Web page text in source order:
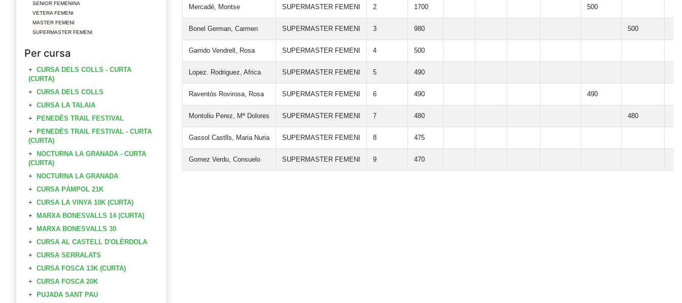
SENIOR FEMENINA
VETERA FEMENI
MASTER FEMENI
SUPERMASTER FEMENI
Per cursa
CURSA DELS COLLS - CURTA
(CURTA)
CURSA DELS COLLS
CURSA LA TALAIA
PENEDÈS TRAIL FESTIVAL
PENEDÈS TRAIL FESTIVAL - CURTA
(CURTA)
NOCTURNA LA GRANADA - CURTA
(CURTA)
NOCTURNA LA GRANADA
CURSA PÀMPOL 21K
CURSA LA VINYA 10K (CURTA)
MARXA BONESVALLS 14 (CURTA)
MARXA BONESVALLS 30
CURSA AL CASTELL D'OLÈRDOLA
CURSA SERRALATS
CURSA FOSCA 13K (CURTA)
CURSA FOSCA 20K
PUJADA SANT PAU
Mercadé, Montse SUPERMASTER FEMENI 2 1700 500
Bonel German, Carmen SUPERMASTER FEMENI 3 980 500
Garrido Vendrell, Rosa SUPERMASTER FEMENI 4 500
Lopez. Rodriguez, Africa SUPERMASTER FEMENI 5 490
Raventós Rovirosa, Rosa SUPERMASTER FEMENI 6 490 490
Montoliu Perez, Mª Dolores SUPERMASTER FEMENI 7 480 480
Gassol Castlls, Maria Nuria SUPERMASTER FEMENI 8 475
Gomez Verdu, Consuelo SUPERMASTER FEMENI 9 470